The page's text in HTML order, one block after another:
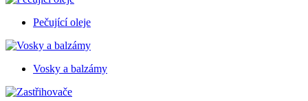
Pečující oleje
Vosky a balzámy